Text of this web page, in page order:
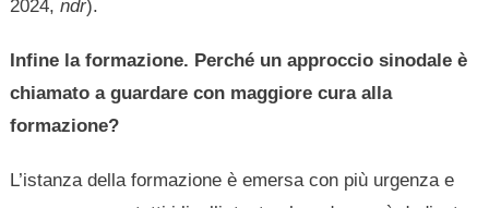
2024, ndr).
Infine la formazione. Perché un approccio sinodale è
chiamato a guardare con maggiore cura alla
formazione?
L’istanza della formazione è emersa con più urgenza e